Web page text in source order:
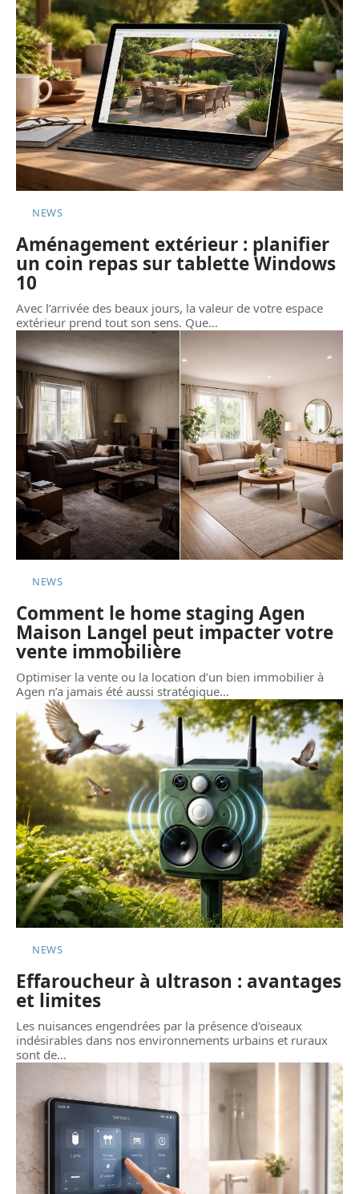
NEWS
Aménagement extérieur : planifier
un coin repas sur tablette Windows
10
Avec l’arrivée des beaux jours, la valeur de votre espace
extérieur prend tout son sens. Que…
NEWS
Comment le home staging Agen
Maison Langel peut impacter votre
vente immobilière
Optimiser la vente ou la location d’un bien immobilier à
Agen n’a jamais été aussi stratégique…
NEWS
Effaroucheur à ultrason : avantages
et limites
Les nuisances engendrées par la présence d'oiseaux
indésirables dans nos environnements urbains et ruraux
sont de…